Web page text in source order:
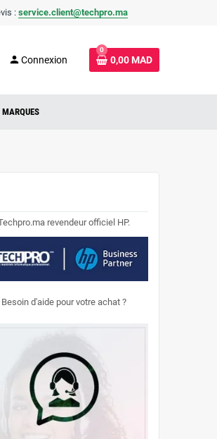
:service.client@techpro.ma
person Connexion
0
0,00 MAD
MARQUES
revendeur officiel HP.
Besoin d'aide pour votre achat ?